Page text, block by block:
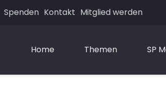
Spenden Kontakt Mitglied werden
Home Themen SP